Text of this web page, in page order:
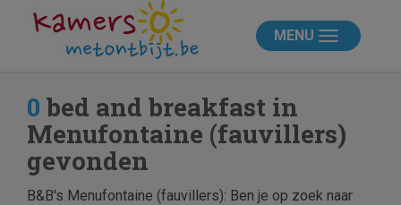
MENU
0 bed and breakfast in
Menufontaine (fauvillers)
gevonden
B&B's Menufontaine (fauvillers): Ben je op zoek naar